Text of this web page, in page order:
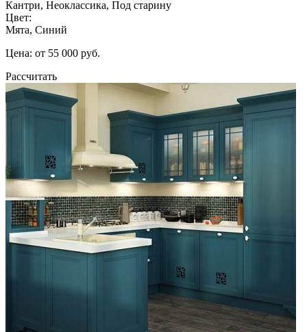
Кантри, Неоклассика, Под старину
Цвет:
Мята, Синий
Цена: от 55 000 руб.
Рассчитать